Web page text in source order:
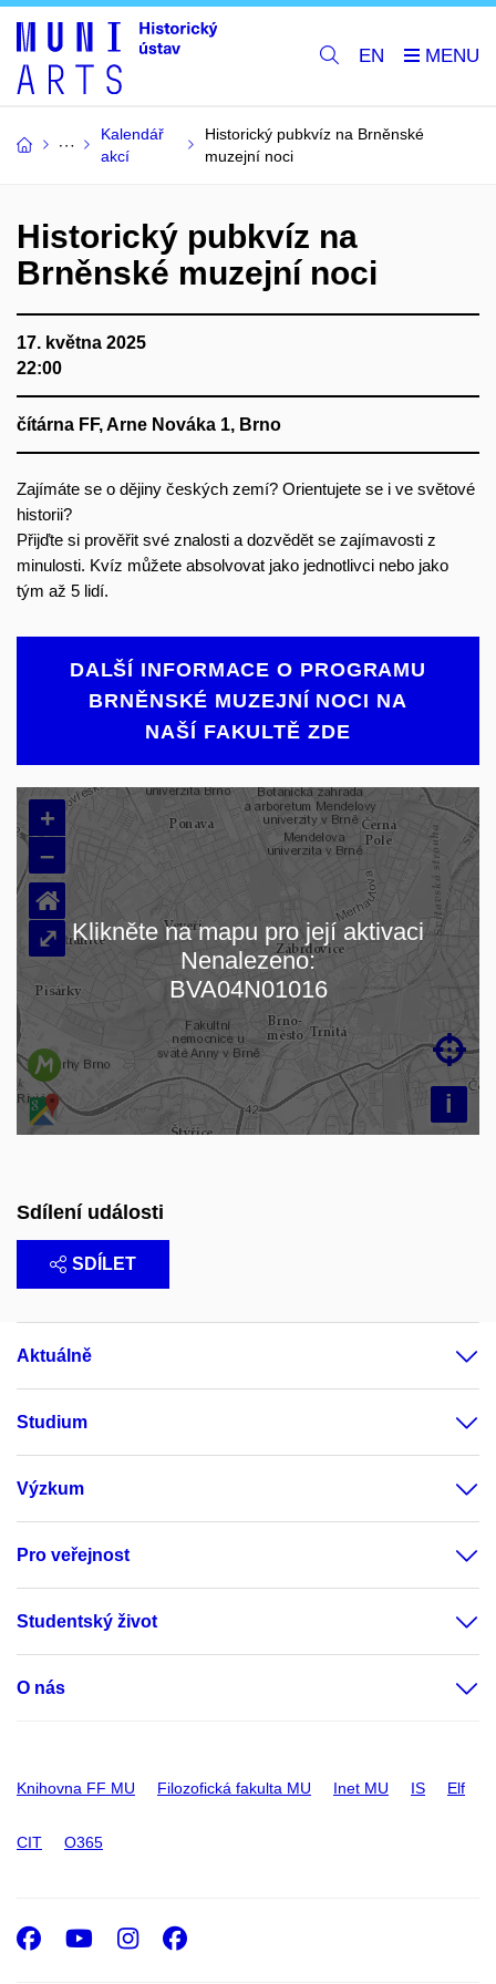
EN
Kalendář
akcí
Historický pubkvíz na Brněnské
muzejní noci
Historický pubkvíz na
Brněnské muzejní noci
17. května 2025
22:00
čítárna FF, Arne Nováka 1, Brno
Zajímáte se o dějiny českých zemí? Orientujete se i ve světové
historii?
Přijďte si prověřit své znalosti a dozvědět se zajímavosti z
minulosti. Kvíz můžete absolvovat jako jednotlivci nebo jako
tým až 5 lidí.
DALŠÍ INFORMACE O PROGRAMU
BRNĚNSKÉ MUZEJNÍ NOCI NA
NAŠÍ FAKULTĚ ZDE
Načítám mapu…
+
–
i

⌂
⤢ Klikněte na mapu pro její aktivaci
Nenalezeno:
BVA04N01016
Sdílení události
SDÍLET
Aktuálně
Studium
Výzkum
Pro veřejnost
Studentský život
O nás
Knihovna FF MU Filozofická fakulta MU Inet MU IS Elf
CIT O365
Facebook
Youtube
Instagram
Facebook